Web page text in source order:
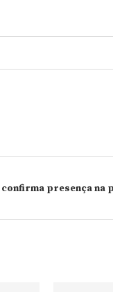
presença na